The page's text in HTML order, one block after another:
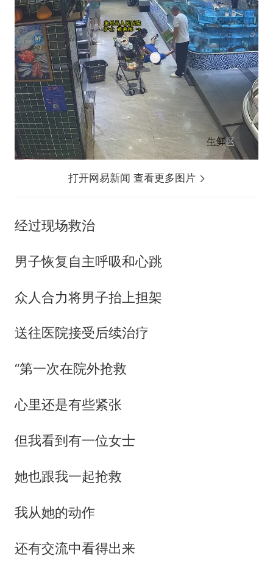
打开网易新闻 查看更多图片
经过现场救治
男子恢复自主呼吸和心跳
众人合力将男子抬上担架
送往医院接受后续治疗
“第一次在院外抢救
心里还是有些紧张
但我看到有一位女士
她也跟我一起抢救
我从她的动作
还有交流中看得出来